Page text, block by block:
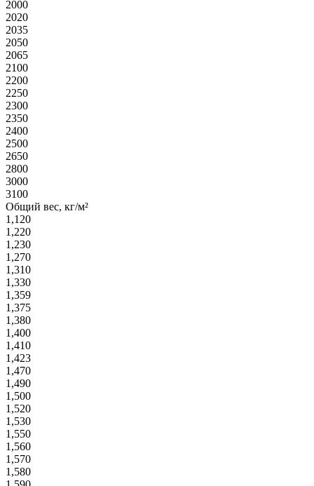
2000
2020
2035
2050
2065
2100
2200
2250
2300
2350
2400
2500
2650
2800
3000
3100
Общий вес, кг/м²
1,120
1,220
1,230
1,270
1,310
1,330
1,359
1,375
1,380
1,400
1,410
1,423
1,470
1,490
1,500
1,520
1,530
1,550
1,560
1,570
1,580